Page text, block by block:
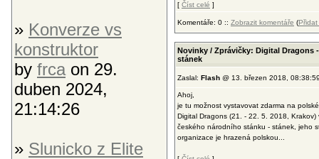
» Konverze vs
konstruktor
by frca on 29.
duben 2024,
21:14:26
» Slunicko z Elite
[ Číst celé ]
Komentáře: 0 :: Zobrazit komentáře (Přidat
Novinky / Zprávičky: Digital Dragons
stánek
Zaslal: Flash @ 13. březen 2018,
Ahoj,
je tu možnost vystavovat zdarma na
Digital Dragons (21. - 22. 5. 2018, Krakov)
českého národního stánku - stánek, jeho
organizace je hrazená polskou...